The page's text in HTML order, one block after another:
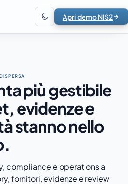
Apri demo NIS2
più gestibile
evidenze e
stanno nello
compliance e operations a
fornitori, evidenze e review